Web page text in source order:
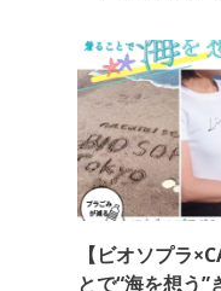
【ビオソプラ
とで“海を想う”